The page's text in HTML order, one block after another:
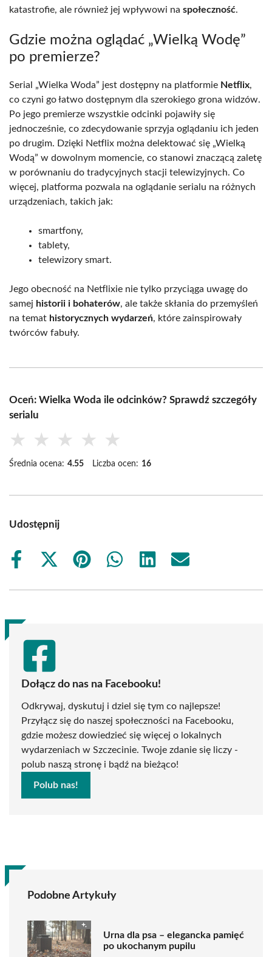
katastrofie, ale również jej wpływowi na społeczność.
Gdzie można oglądać „Wielką Wodę”
po premierze?
Serial „Wielka Woda” jest dostępny na platformie Netflix,
co czyni go łatwo dostępnym dla szerokiego grona widzów.
Po jego premierze wszystkie odcinki pojawiły się
jednocześnie, co zdecydowanie sprzyja oglądaniu ich jeden
po drugim. Dzięki Netflix można delektować się „Wielką
Wodą” w dowolnym momencie, co stanowi znaczącą zaletę
w porównaniu do tradycyjnych stacji telewizyjnych. Co
więcej, platforma pozwala na oglądanie serialu na różnych
urządzeniach, takich jak:
smartfony,
tablety,
telewizory smart.
Jego obecność na Netflixie nie tylko przyciąga uwagę do
samej historii i bohaterów, ale także skłania do przemyśleń
na temat historycznych wydarzeń, które zainspirowały
twórców fabuły.
Oceń: Wielka Woda ile odcinków? Sprawdź szczegóły
serialu
★ ★ ★ ★ ★
Średnia ocena: 4.55 Liczba ocen: 16
Udostępnij
Share
Share
(Twitter)
Share
Share
Share
Share
Dołącz do nas na Facebooku!
Odkrywaj, dyskutuj i dziel się tym co najlepsze!
Przyłącz się do naszej społeczności na Facebooku,
gdzie możesz dowiedzieć się więcej o lokalnych
wydarzeniach w Szczecinie. Twoje zdanie się liczy -
polub naszą stronę i bądź na bieżąco!
Polub nas!
Podobne Artykuły
Urna dla psa – elegancka pamięć
po ukochanym pupilu